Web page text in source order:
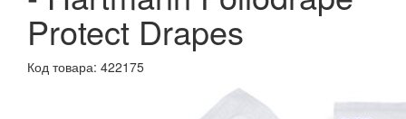
Protect Drapes
Код товара: 422175